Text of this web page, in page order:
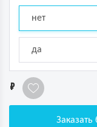
нет
да
1